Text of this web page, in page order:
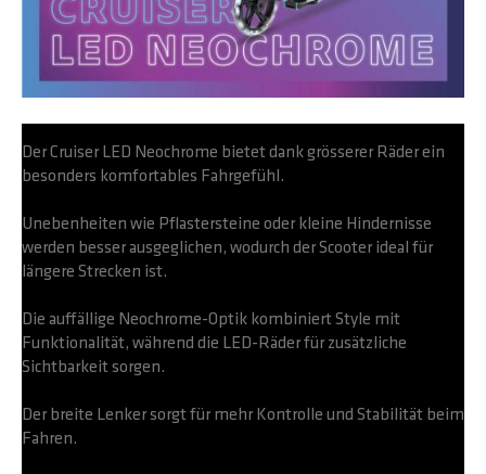
Der Cruiser LED Neochrome bietet dank grösserer Räder ein
besonders komfortables Fahrgefühl.
Unebenheiten wie Pflastersteine oder kleine Hindernisse
werden besser ausgeglichen, wodurch der Scooter ideal für
längere Strecken ist.
Die auffällige Neochrome-Optik kombiniert Style mit
Funktionalität, während die LED-Räder für zusätzliche
Sichtbarkeit sorgen.
Der breite Lenker sorgt für mehr Kontrolle und Stabilität beim
Fahren.